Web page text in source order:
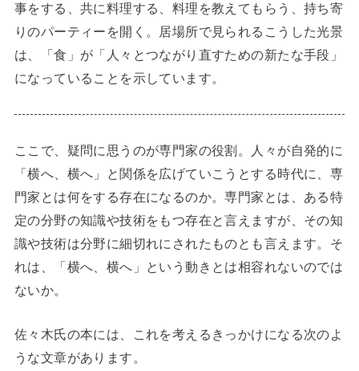
事をする、共に料理する、料理を教えてもらう、持ち寄
りのパーティーを開く。居場所で見られるこうした光景
は、「食」が「人々とつながり直すための新たな手段」
になっていることを示しています。
ここで、疑問に思うのが専門家の役割。人々が自発的に
「横へ、横へ」と関係を広げていこうとする時代に、専
門家とは何をする存在になるのか。専門家とは、ある特
定の分野の知識や技術をもつ存在と言えますが、その知
識や技術は分野に細切れにされたものとも言えます。そ
れは、「横へ、横へ」という動きとは相容れないのでは
ないか。
佐々木氏の本には、これを考えるきっかけになる次のよ
うな文章があります。